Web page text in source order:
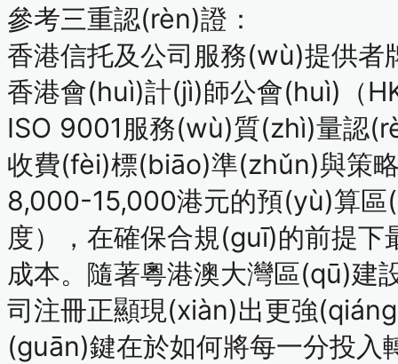
參考三重認(rèn)證：
香港信托及公司服務(wù)提供者
香港會(huì)計(jì)師公會(huì)（
ISO 9001服務(wù)質(zhì)量認
收費(fèi)標(biāo)準(zhǔn)與策略
8,000-15,000港元的預(yù)算
度），在確保合規(guī)的前提
成本。隨著粵港澳大灣區(qū)建
司注冊正顯現(xiàn)出更強
(guān)鍵在於如何將每一分投